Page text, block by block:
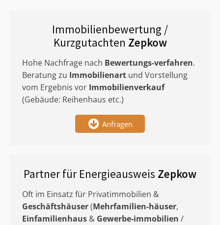
Immobilienbewertung /
Kurzgutachten Zepkow
Hohe Nachfrage nach Bewertungs-verfahren.
Beratung zu Immobilienart und Vorstellung
vom Ergebnis vor Immobilienverkauf
(Gebäude: Reihenhaus etc.)
Anfragen
Partner für Energieausweis Zepkow
Oft im Einsatz für Privatimmobilien &
Geschäftshäuser(Mehrfamilien-häuser,
Einfamilienhaus & Gewerbe-immobilien /